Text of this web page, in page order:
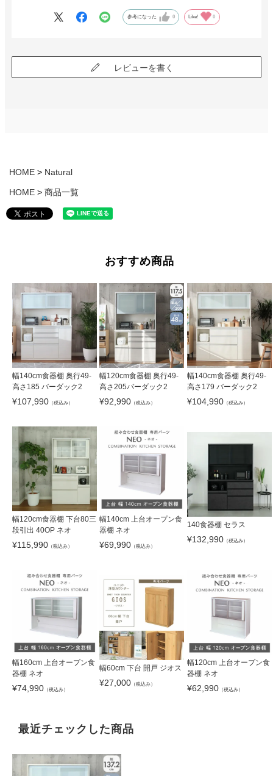
参考になった 0 Like! 0
レビューを書く
HOME Natural
HOME 商品一覧
おすすめ商品
幅140cm食器棚 奥行49-
高さ185 バーダック2
¥107,990 （税込み）
幅120cm食器棚 奥行49-
高さ205バーダック2
¥92,990 （税込み）
幅140cm食器棚 奥行49-
高さ179 バーダック2
¥104,990（税込み）
幅120cm食器棚 下台80三
段引出 40OP ネオ
¥115,990 （税込み）
幅140cm 上台オープン食
器棚 ネオ
¥69,990 （税込み）
140食器棚 セラス
¥132,990（税込み）
幅160cm 上台オープン食
器棚 ネオ
¥74,990 （税込み）
幅60cm 下台 開戸 ジオス
¥27,000 （税込み）
幅120cm 上台オープン食
器棚 ネオ
¥62,990（税込み）
最近チェックした商品